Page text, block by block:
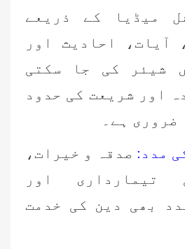
میڈیا کے ذریعے
آیات، احادیث اور
شیئر کی جا سکتی
اور شریعت کی حدود
ضروری ہے۔
مدد: صدقہ و خیرات،
تیمارداری اور
بھی دین کی خدمت